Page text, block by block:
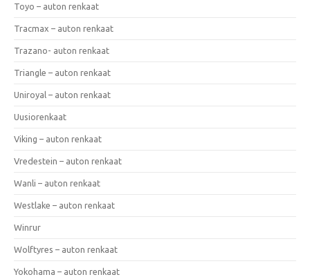
Toyo – auton renkaat
Tracmax – auton renkaat
Trazano- auton renkaat
Triangle – auton renkaat
Uniroyal – auton renkaat
Uusiorenkaat
Viking – auton renkaat
Vredestein – auton renkaat
Wanli – auton renkaat
Westlake – auton renkaat
Winrur
Wolftyres – auton renkaat
Yokohama – auton renkaat